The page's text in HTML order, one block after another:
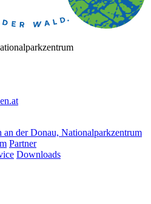
an der Donau, Nationalparkzentrum
Partner
Downloads